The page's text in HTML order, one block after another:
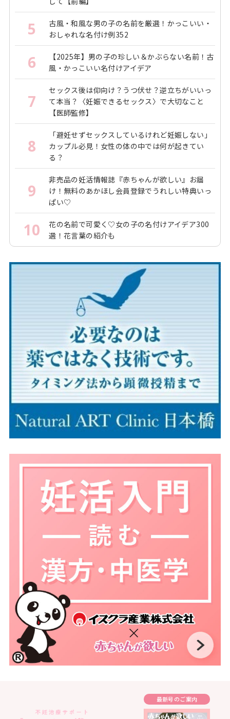
「流産経験者の８割は５年以内に出産している* 」とい
うデータもあります。まずはパートナーと気持ちを共有
し、精神的にも身体的にも落ち着いてから、今後の妊娠
を考えましょう。
*Smith LF, Ewings PD, Quinlan C. Incidence of pregnancy after
expectant, medical, or surgical management of spontaneous
first trimester miscarriage: long term follow-up of miscarriage
treatment (MIST) randomised controlled trial. BMJ. 2009 Oct
8;339:b3827. doi: 10.1136/bmj.b3827. PMID: 19815581; PMCID:
PMC2759436.
取材・文／村田弥生
〈あわせて読みたい記事〉
妊娠８週、突然つわりがなくなった。子宮をズタズタ
にされたような気さえした。悲しくて悔しくて【流産体
１年に３回の流産。どうして私ばっかり…。「痛い！
やめて！」と叫ぶ自分の声が遠くで聞こえてきた【流産
体験談】
死産の原因や兆候とは？予防法は？また妊娠できる
の？産科医歴45年の浦野理事長「お母さんのせいでは
ありません」
5
古風・和風な男の子の名前を厳選！かっこいい・
おしゃれな名付け例352
6
【2025年】男の子の珍しい＆かぶらない名前！古
風・かっこいい名付けアイデア
7
セックス後は仰向け？うつ伏せ？逆立ちがいいっ
て本当？〈妊娠できるセックス〉で大切なこと
【医師監修】
8
「避妊せずセックスしているけれど妊娠しない」
カップル必見！女性の体の中では何が起きてい
る？
9
非売品の妊活情報誌『赤ちゃんが欲しい』お届
け！無料のあかほし会員登録でうれしい特典いっ
ぱい♡
10
花の名前で可愛く♡女の子の名付けアイデア300
選！花言葉の紹介も
最新号のご案内